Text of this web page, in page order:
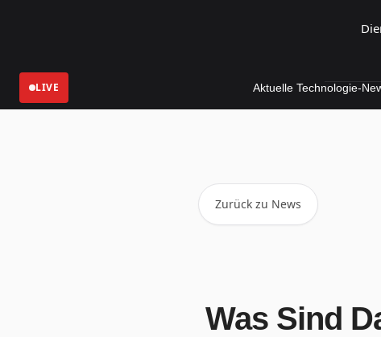
LIVE Aktuelle Technologie-News
Zurück zu News
Was Sind